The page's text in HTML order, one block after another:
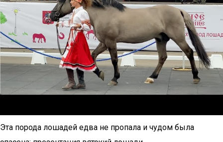
Эта порода лошадей едва не пропала и чудом была